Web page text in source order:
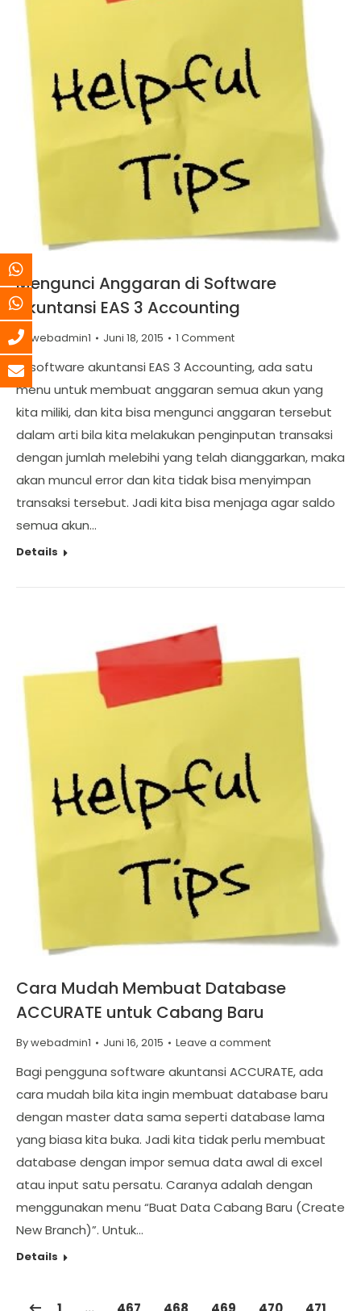
Mengunci Anggaran di Software
Akuntansi EAS 3 Accounting
By webadmin1 Juni 18, 2015 1 Comment
Di software akuntansi EAS 3 Accounting, ada satu
menu untuk membuat anggaran semua akun yang
kita miliki, dan kita bisa mengunci anggaran tersebut
dalam arti bila kita melakukan penginputan transaksi
dengan jumlah melebihi yang telah dianggarkan, maka
akan muncul error dan kita tidak bisa menyimpan
transaksi tersebut. Jadi kita bisa menjaga agar saldo
semua akun…
Details
Cara Mudah Membuat Database
ACCURATE untuk Cabang Baru
Bywebadmin1 Juni 16, 2015 Leave a comment
Bagi pengguna software akuntansi ACCURATE, ada
cara mudah bila kita ingin membuat database baru
dengan master data sama seperti database lama
yang biasa kita buka. Jadi kita tidak perlu membuat
database dengan impor semua data awal di excel
atau input satu persatu. Caranya adalah dengan
menggunakan menu “Buat Data Cabang Baru (Create
New Branch)”. Untuk…
Details